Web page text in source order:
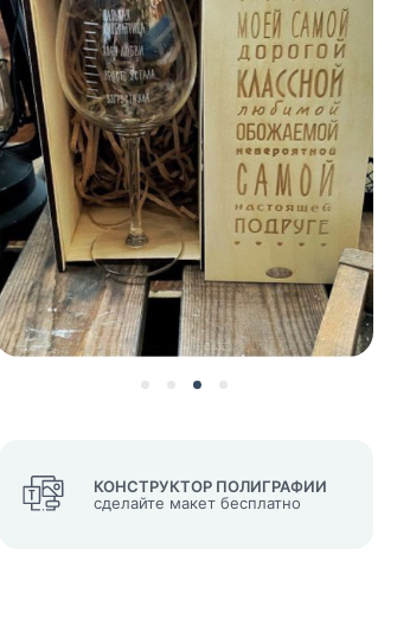
КОНСТРУКТОР ПОЛИГРАФИИ
сделайте макет бесплатно